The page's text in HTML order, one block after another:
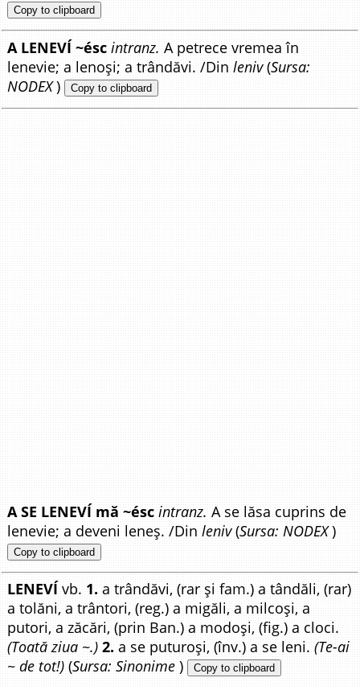
Copy to clipboard
A LENEVÍ ~ésc intranz. A petrece vremea în
lenevie; a lenoși; a trândăvi. /Dinleniv(Sursa:
NODEX) Copy to clipboard
A SE LENEVÍ mă ~ésc intranz. A se lăsa cuprins de
lenevie; a deveni leneș. /Dinleniv(Sursa: NODEX)
Copy to clipboard
LENEVÍ vb. 1. a trândăvi, (rar și fam.) a tândăli, (rar)
a tolăni, a trântori, (reg.) a migăli, a milcoși, a
putori, a zăcări, (prin Ban.) a modoși, (fig.) a cloci.
(Toată ziua ~.) 2. a se puturoși, (înv.) a se leni.(Te-ai
~ de tot!) (Sursa: Sinonime ) Copy to clipboard